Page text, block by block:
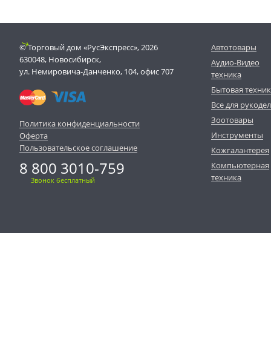
© Торговый дом «РусЭкспресс», 2026
630048, Новосибирск,
ул. Немировича-Данченко, 104, офис 707
Политика конфиденциальности
Оферта
Пользовательское соглашение
8 800 3010-759
Звонок бесплатный
Автотовары
Аудио-Видео
техника
Бытовая
Все для
Зоотовары
Инструменты
Кожгалантерея
Компьютерная
техника